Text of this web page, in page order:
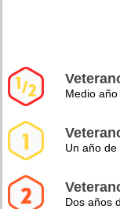
Medio
Un año
Dos años